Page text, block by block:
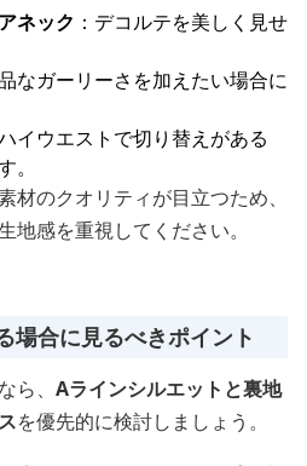
ネック ：デコルテを美しく見せ
なガーリーさを加えたい場合に
ハイウエストで切り替えがある
。
材のクオリティが目立つため、
地感を重視してください。
場合に見るべきポイント
ら、 Aラインシルエットと裏地
を優先的に検討しましょう。